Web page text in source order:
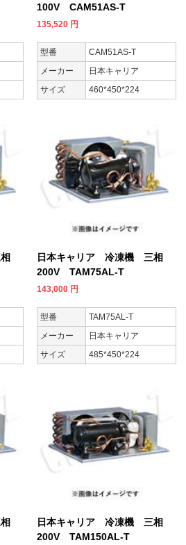
100V CAM51AS-T
135,520 円
型番
CAM51AS-T
メーカー
日本キャリア
サイズ
460*450*224
日本キャリア 冷凍機 三相
200V TAM75AL-T
143,000 円
型番
TAM75AL-T
メーカー
日本キャリア
サイズ
485*450*224
日本キャリア 冷凍機 三相
200V TAM150AL-T